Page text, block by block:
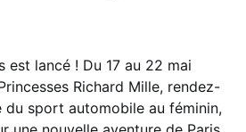
est lancé ! Du 17 au 22 mai
Richard Mille, rendez-
du sport automobile au féminin,